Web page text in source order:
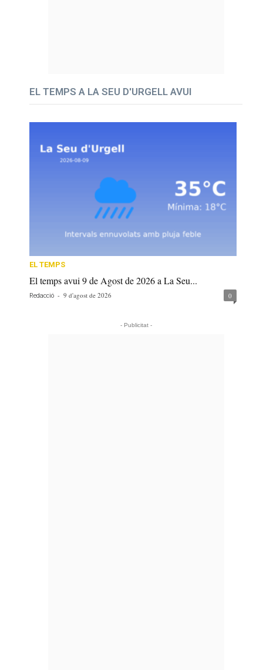
EL TEMPS A LA SEU D'URGELL AVUI
EL TEMPS
El temps avui 9 de Agost de 2026 a La Seu...
Redacció - 9 d'agost de 2026 0
- Publicitat -